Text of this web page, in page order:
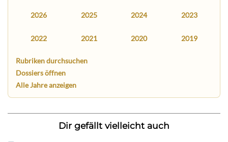
2026 2025 2024 2023
2022 2021 2020 2019
Rubriken durchsuchen
Dossiers öffnen
Alle Jahre anzeigen
Dir gefällt vielleicht auch